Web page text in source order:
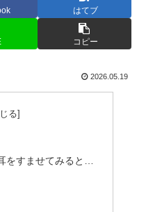
はてブ
コピー
2026.05.19
をすませてみると…